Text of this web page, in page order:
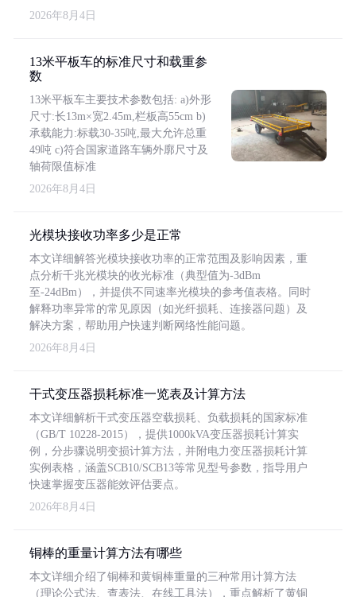
2026年8月4日
13米平板车的标准尺寸和载重参
数
13米平板车主要技术参数包括: a)外形
尺寸:长13m×宽2.45m,栏板高55cm b)
承载能力:标载30-35吨,最大允许总重
49吨 c)符合国家道路车辆外廓尺寸及
轴荷限值标准
2026年8月4日
光模块接收功率多少是正常
本文详细解答光模块接收功率的正常范围及影响因素，重
点分析千兆光模块的收光标准（典型值为-3dBm
至-24dBm），并提供不同速率光模块的参考值表格。同时
解释功率异常的常见原因（如光纤损耗、连接器问题）及
解决方案，帮助用户快速判断网络性能问题。
2026年8月4日
干式变压器损耗标准一览表及计算方法
本文详细解析干式变压器空载损耗、负载损耗的国家标准
（GB/T 10228-2015），提供1000kVA变压器损耗计算实
例，分步骤说明变损计算方法，并附电力变压器损耗计算
实例表格，涵盖SCB10/SCB13等常见型号参数，指导用户
快速掌握变压器能效评估要点。
2026年8月4日
铜棒的重量计算方法有哪些
本文详细介绍了铜棒和黄铜棒重量的三种常用计算方法
（理论公式法、查表法、在线工具法），重点解析了黄铜